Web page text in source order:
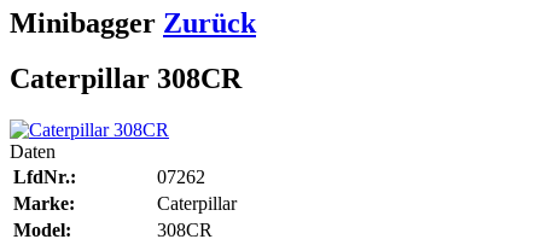
Minibagger Zurück
Caterpillar 308CR
Daten
LfdNr.:
07262
Marke:
Caterpillar
Model:
308CR